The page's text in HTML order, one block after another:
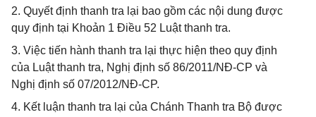
2. Quyết định thanh tra lại bao gồm các nội dung được
quy định tại Khoản 1 Điều 52 Luật thanh tra.
3. Việc tiến hành thanh tra lại thực hiện theo quy định
của Luật thanh tra, Nghị định số 86/2011/NĐ-CP và
Nghị định số 07/2012/NĐ-CP.
4. Kết luận thanh tra lại của Chánh Thanh tra Bộ được